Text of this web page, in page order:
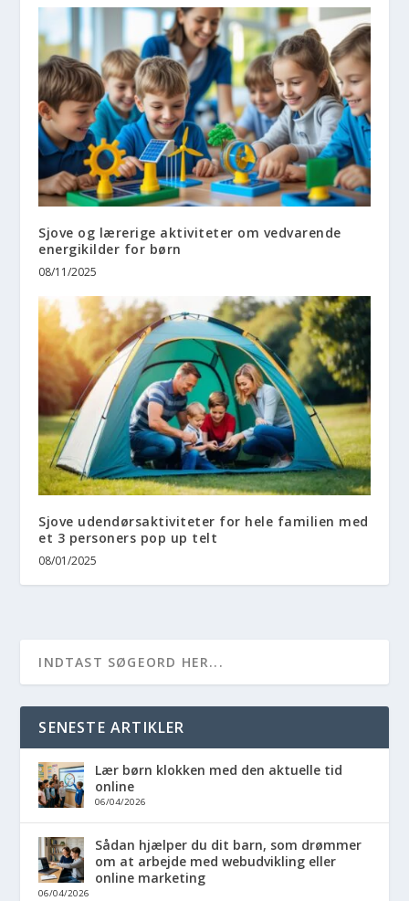
Sjove og lærerige aktiviteter om vedvarende
energikilder for børn
08/11/2025
Sjove udendørsaktiviteter for hele familien med
et 3 personers pop up telt
08/01/2025
SENESTE ARTIKLER
Lær børn klokken med den aktuelle tid
online
06/04/2026
Sådan hjælper du dit barn, som drømmer
om at arbejde med webudvikling eller
online marketing
06/04/2026